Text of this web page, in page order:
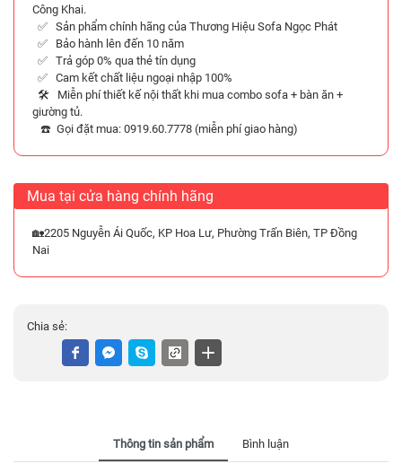
Công Khai.
✅ Sản phẩm chính hãng của Thương Hiệu Sofa Ngọc Phát
✅ Bảo hành lên đến 10 năm
✅ Trả góp 0% qua thẻ tín dụng
✅ Cam kết chất liệu ngoại nhập 100%
🛠️ Miễn phí thiết kế nội thất khi mua combo sofa + bàn ăn +
giường tủ.
☎️ Gọi đặt mua: 0919.60.7778 (miễn phí giao hàng)
Mua tại cửa hàng chính hãng
🏡2205 Nguyễn Ái Quốc, KP Hoa Lư, Phường Trấn Biên, TP Đồng
Nai
Chia sẻ:
Thông tin sản phẩm Bình luận